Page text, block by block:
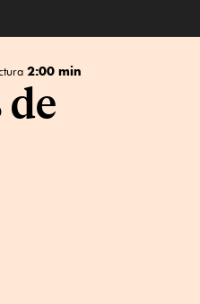
2:00 min